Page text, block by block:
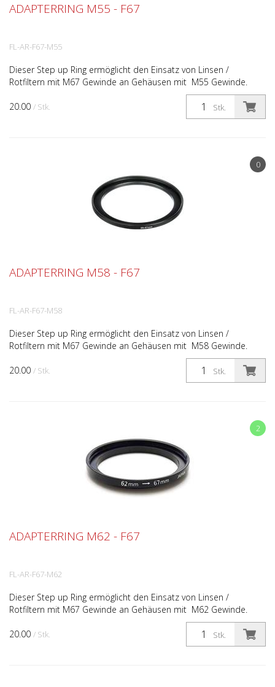
20.00 / Stk. Stk.
ADAPTERRING M55 - F67
FL-AR-F67-M55
Dieser Step up Ring ermöglicht den Einsatz von Linsen /
Rotfiltern mit M67 Gewinde an Gehäusen mit M55 Gewinde.
0
20.00 / Stk. Stk.
ADAPTERRING M58 - F67
FL-AR-F67-M58
Dieser Step up Ring ermöglicht den Einsatz von Linsen /
Rotfiltern mit M67 Gewinde an Gehäusen mit M58 Gewinde.
2
20.00 / Stk. Stk.
ADAPTERRING M62 - F67
FL-AR-F67-M62
Dieser Step up Ring ermöglicht den Einsatz von Linsen /
Rotfiltern mit M67 Gewinde an Gehäusen mit M62 Gewinde.